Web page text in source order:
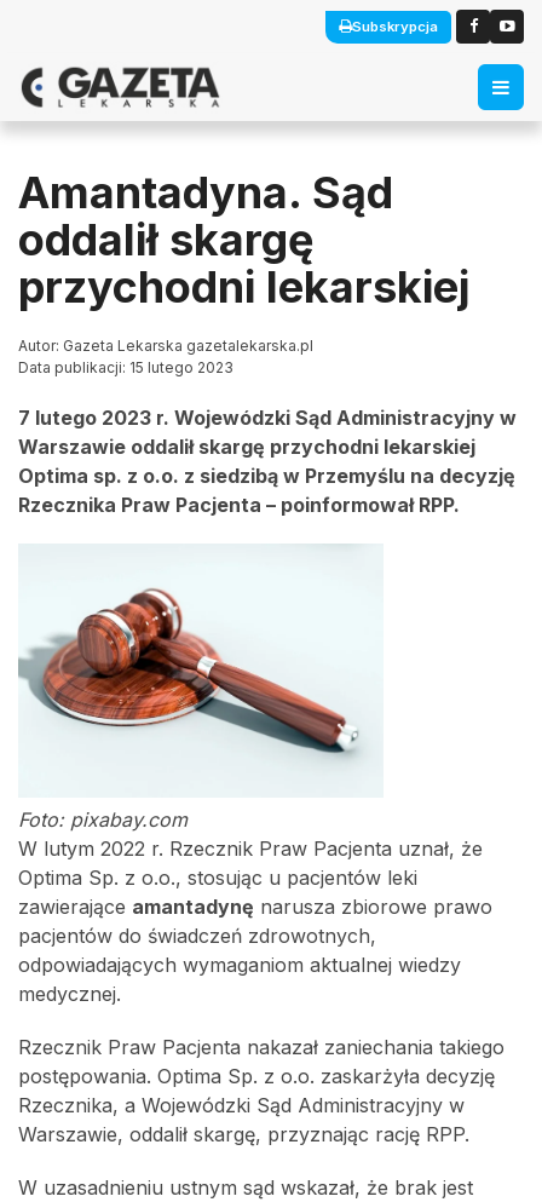
Subskrypcja
Amantadyna. Sąd
oddalił skargę
przychodni lekarskiej
Autor: Gazeta Lekarska gazetalekarska.pl
Data publikacji: 15 lutego 2023
7 lutego 2023 r. Wojewódzki Sąd Administracyjny w
Warszawie oddalił skargę przychodni lekarskiej
Optima sp. z o.o. z siedzibą w Przemyślu na decyzję
Rzecznika Praw Pacjenta – poinformował RPP.
Foto: pixabay.com
W lutym 2022 r. Rzecznik Praw Pacjenta uznał, że
Optima Sp. z o.o., stosując u pacjentów leki
zawierające amantadynę narusza zbiorowe prawo
pacjentów do świadczeń zdrowotnych,
odpowiadających wymaganiom aktualnej wiedzy
medycznej.
Rzecznik Praw Pacjenta nakazał zaniechania takiego
postępowania. Optima Sp. z o.o. zaskarżyła decyzję
Rzecznika, a Wojewódzki Sąd Administracyjny w
Warszawie, oddalił skargę, przyznając rację RPP.
W uzasadnieniu ustnym sąd wskazał, że brak jest